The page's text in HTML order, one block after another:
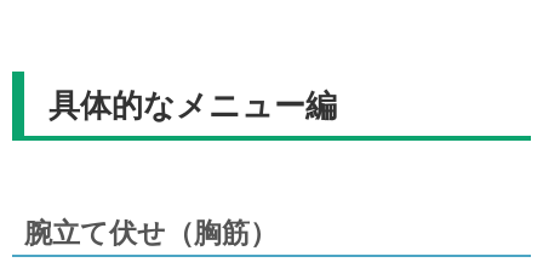
具体的なメニュー編
腕立て伏せ（胸筋）